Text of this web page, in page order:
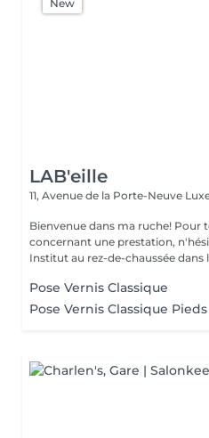
New
LAB'eille
11, Avenue de la Porte-Neuve
Bienvenue dans ma ruche! Pour
concernant une prestation,
Institut au rez-de-chaussée dans
Pose Vernis Classique
Pose Vernis Classique Pieds